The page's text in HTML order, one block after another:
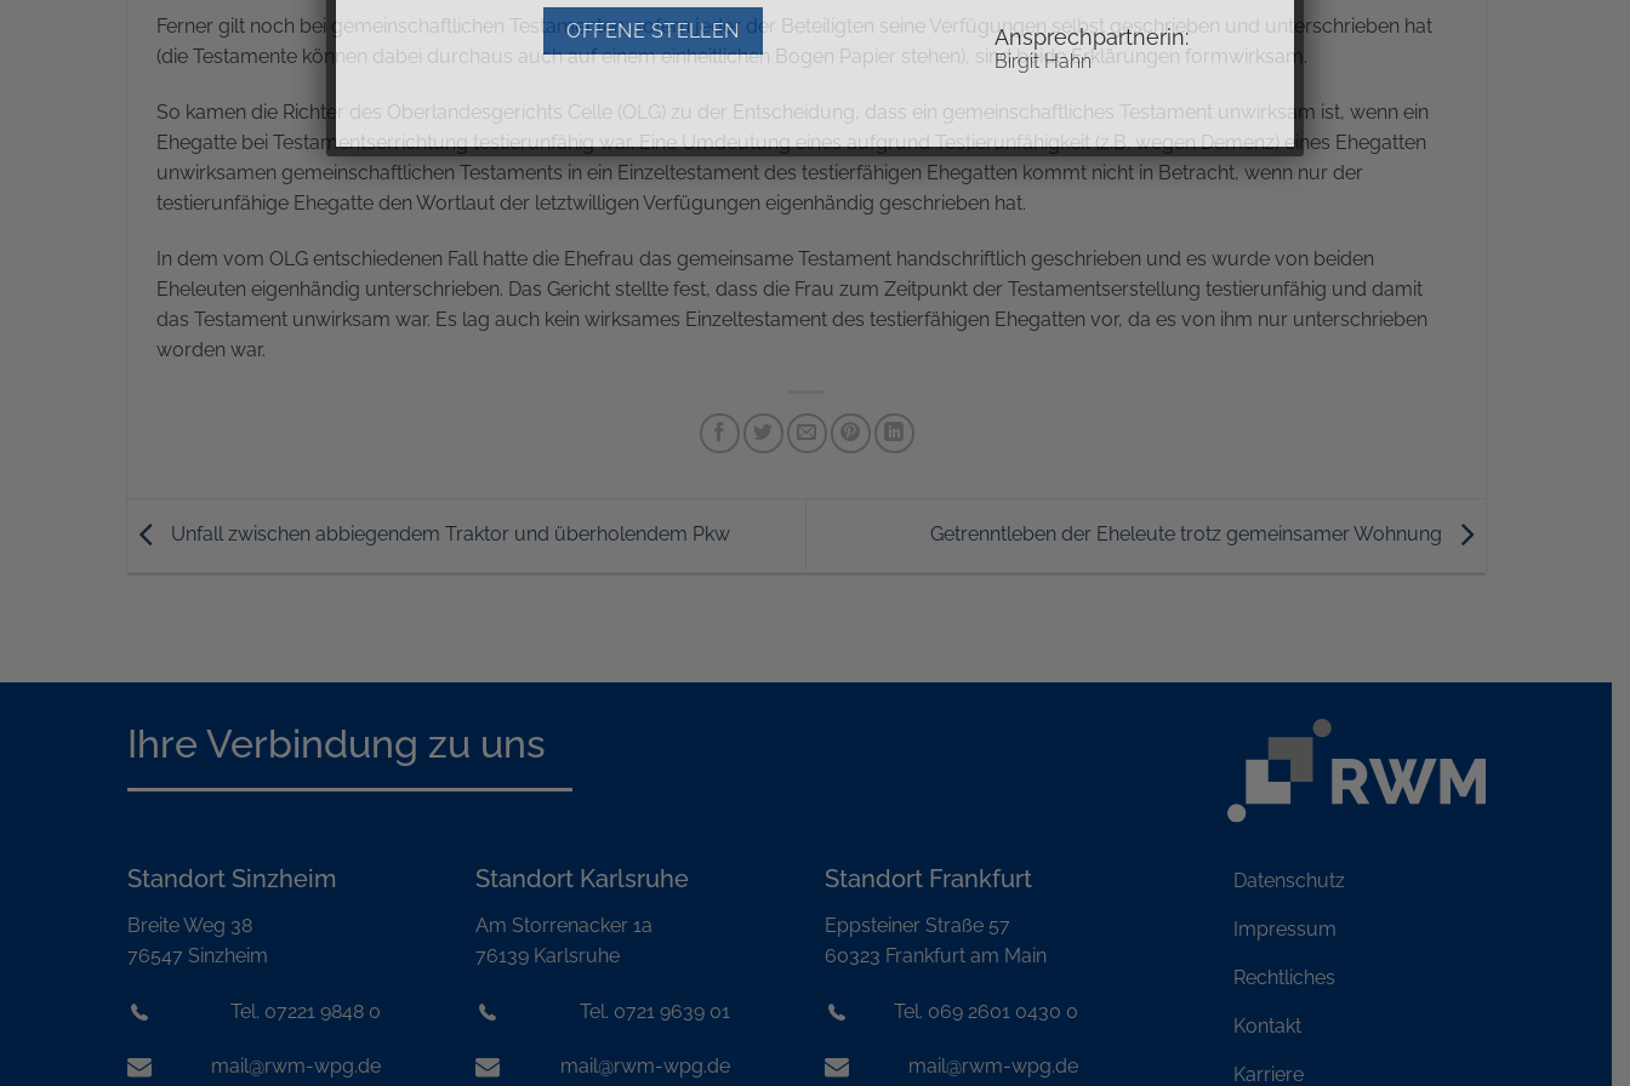
Ferner gilt noch bei gemeinschaftlichen Testamenten: sofern jeder der Beteiligten seine Verfügungen selbst geschrieben und unterschrieben hat
(die Testamente können dabei durchaus auch auf einem einheitlichen Bogen Papier stehen), sind beide Erklärungen formwirksam.
So kamen die Richter des Oberlandesgerichts Celle (OLG) zu der Entscheidung, dass ein gemeinschaftliches Testament unwirksam ist, wenn ein
Ehegatte bei Testamentserrichtung testierunfähig war. Eine Umdeutung eines aufgrund Testierunfähigkeit (z.B. wegen Demenz) eines Ehegatten
unwirksamen gemeinschaftlichen Testaments in ein Einzeltestament des testierfähigen Ehegatten kommt nicht in Betracht, wenn nur der
testierunfähige Ehegatte den Wortlaut der letztwilligen Verfügungen eigenhändig geschrieben hat.
In dem vom OLG entschiedenen Fall hatte die Ehefrau das gemeinsame Testament handschriftlich geschrieben und es wurde von beiden
Eheleuten eigenhändig unterschrieben. Das Gericht stellte fest, dass die Frau zum Zeitpunkt der Testamentserstellung testierunfähig und damit
das Testament unwirksam war. Es lag auch kein wirksames Einzeltestament des testierfähigen Ehegatten vor, da es von ihm nur unterschrieben
worden war.
Unfall zwischen abbiegendem Traktor und überholendem Pkw Getrenntleben der Eheleute trotz gemeinsamer Wohnung
Ihre Verbindung zu uns
Standort Sinzheim
Breite Weg 38
76547 Sinzheim
Tel. 07221 9848 0
mail@rwm-wpg.de
Standort Karlsruhe
Am Storrenacker 1a
76139 Karlsruhe
Tel. 0721 9639 01
mail@rwm-wpg.de
Standort Frankfurt
Eppsteiner Straße 57
60323 Frankfurt am Main
Tel. 069 2601 0430 0
mail@rwm-wpg.de
Datenschutz
Impressum
Rechtliches
Kontakt
Karriere
OFFENE STELLEN Ansprechpartnerin:
Birgit Hahn